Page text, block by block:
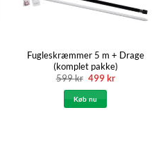
Fugleskræmmer 5 m + Drage
(komplet pakke)
599kr Den
pris
var:
599 kr.
499krDen
Køb nu